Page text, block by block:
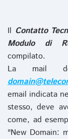
Il Contatto
Modulo di
compilato.
La mail
email indicata
stesso, deve
come, ad
"New Domain: